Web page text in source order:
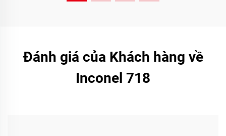
Đánh giá của Khách hàng về
Inconel 718